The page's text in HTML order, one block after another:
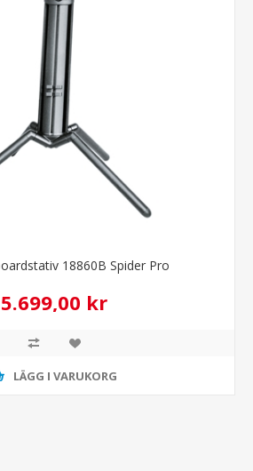
18860B Spider Pro
5.699,00 kr
LÄGG I VARUKORG